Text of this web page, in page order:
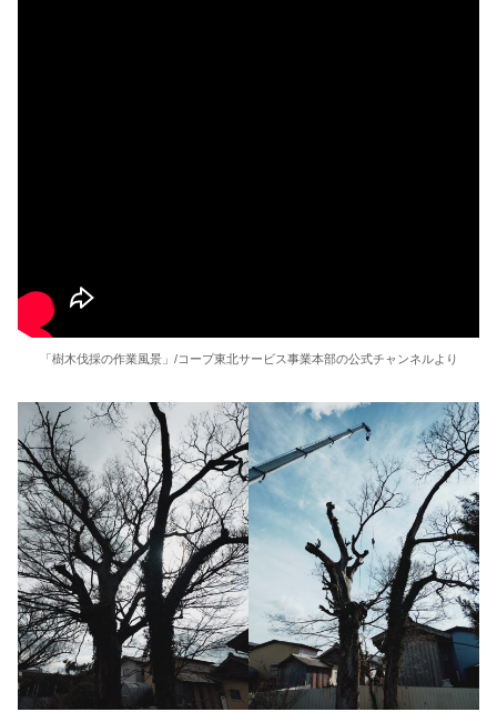
「樹木伐採の作業風景」/コープ東北サービス事業本部の公式チャンネルより